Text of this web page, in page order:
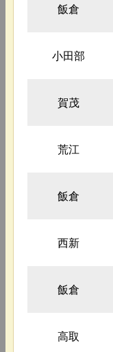
飯倉
小田部
賀茂
荒江
飯倉
西新
飯倉
高取